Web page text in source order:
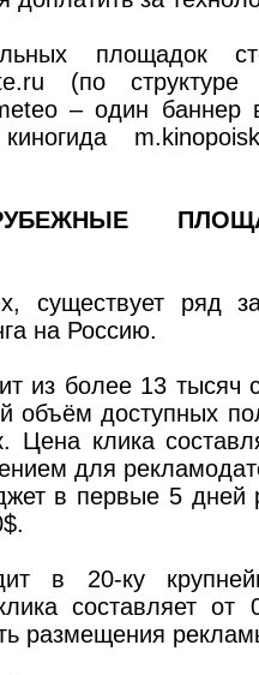
площадок
(по
– один баннер
существует ряд
на Россию.
из более 13 тысяч
объём доступных
Цена клика
для
в первые 5 дней
в 20-ку
составляет
размещения